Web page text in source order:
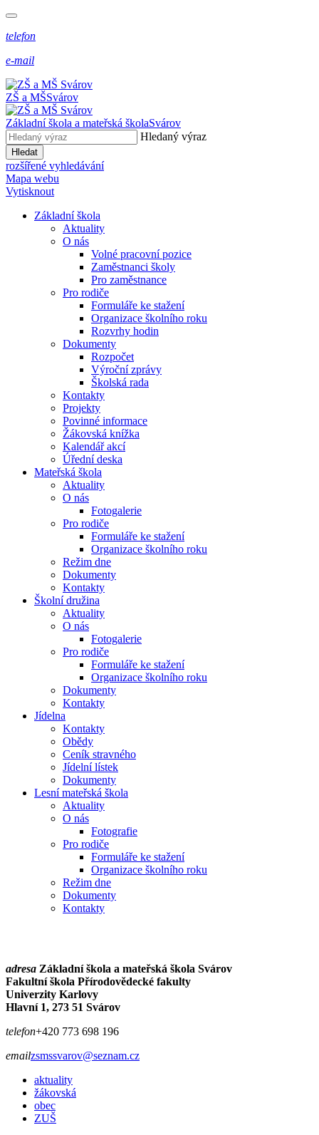
telefon
e-mail
ZŠ a MŠSvárov
Základní škola a mateřská školaSvárov
Hledaný výraz
Hledat
rozšířené vyhledávání
Mapa webu
Vytisknout
Základní škola
Aktuality
O nás
Volné pracovní pozice
Zaměstnanci školy
Pro zaměstnance
Pro rodiče
Formuláře ke stažení
Organizace školního roku
Rozvrhy hodin
Dokumenty
Rozpočet
Výroční zprávy
Školská rada
Kontakty
Projekty
Povinné informace
Žákovská knížka
Kalendář akcí
Úřední deska
Mateřská škola
Aktuality
O nás
Fotogalerie
Pro rodiče
Formuláře ke stažení
Organizace školního roku
Režim dne
Dokumenty
Kontakty
Školní družina
Aktuality
O nás
Fotogalerie
Pro rodiče
Formuláře ke stažení
Organizace školního roku
Dokumenty
Kontakty
Jídelna
Kontakty
Obědy
Ceník stravného
Jídelní lístek
Dokumenty
Lesní mateřská škola
Aktuality
O nás
Fotografie
Pro rodiče
Formuláře ke stažení
Organizace školního roku
Režim dne
Dokumenty
Kontakty
adresa Základní škola a mateřská škola Svárov
Fakultní škola Přírodovědecké fakulty
Univerzity Karlovy
Hlavní 1, 273 51 Svárov
telefon+420 773 698 196
emailzsmssvarov@seznam.cz
aktuality
žákovská
obec
ZUŠ